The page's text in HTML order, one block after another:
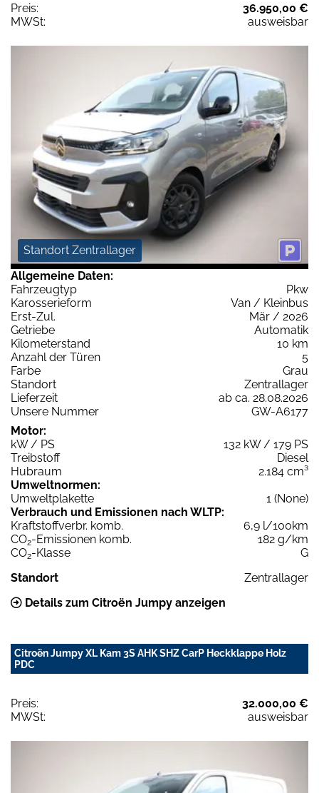
Preis:
36.950,00 €
MWSt:
ausweisbar
Standort Zentrallager
Allgemeine Daten:
Fahrzeugtyp
Pkw
Karosserieform
Van / Kleinbus
Erst-Zul.
Mär / 2026
Getriebe
Automatik
Kilometerstand
10 km
Anzahl der Türen
5
Farbe
Grau
Standort
Zentrallager
Lieferzeit
ab ca. 28.08.2026
Unsere Nummer
GW-A6177
Motor:
kW / PS
132 kW / 179 PS
Treibstoff
Diesel
Hubraum
2.184 cm³
Umweltnormen:
Umweltplakette
1 (None)
Verbrauch und Emissionen nach WLTP:
Kraftstoffverbr. komb.
6,9 l/100km
CO2-Emissionen komb.
182 g/km
CO2-Klasse
G
Standort
Zentrallager
Details zum Citroën Jumpy anzeigen
Citroën Jumpy XL Kam 3S AHK SHZ CarP Heckklappe Holz
PDC
Preis:
32.000,00 €
MWSt:
ausweisbar